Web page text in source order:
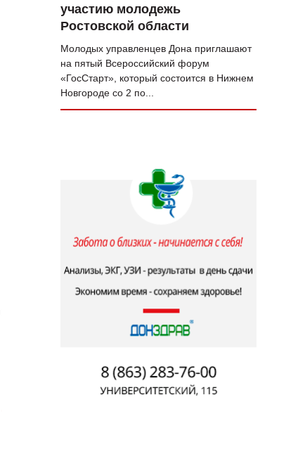
участию молодежь
Ростовской области
Молодых управленцев Дона приглашают
на пятый Всероссийский форум
«ГосСтарт», который состоится в Нижнем
Новгороде со 2 по...